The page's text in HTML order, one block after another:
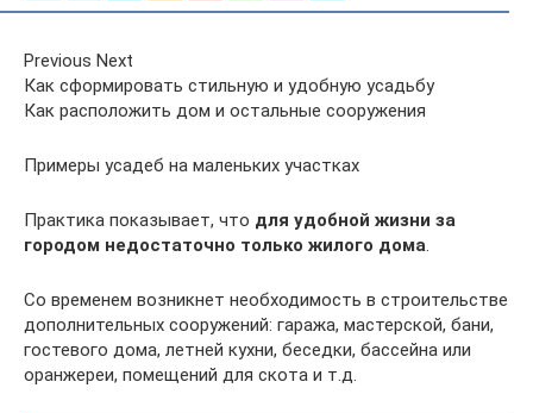
Previous Next
Как сформировать стильную и удобную усадьбу
Как расположить дом и остальные сооружения
Примеры усадеб на маленьких участках
Практика показывает, что для удобной жизни за
городом недостаточно только жилого дома.
Со временем возникнет необходимость в строительстве
дополнительных сооружений: гаража, мастерской, бани,
гостевого дома, летней кухни, беседки, бассейна или
оранжереи, помещений для скота и т.д.